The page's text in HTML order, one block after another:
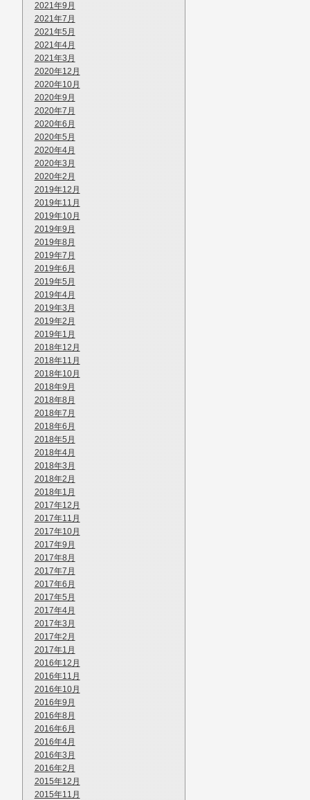
2021年9月
2021年7月
2021年5月
2021年4月
2021年3月
2020年12月
2020年10月
2020年9月
2020年7月
2020年6月
2020年5月
2020年4月
2020年3月
2020年2月
2019年12月
2019年11月
2019年10月
2019年9月
2019年8月
2019年7月
2019年6月
2019年5月
2019年4月
2019年3月
2019年2月
2019年1月
2018年12月
2018年11月
2018年10月
2018年9月
2018年8月
2018年7月
2018年6月
2018年5月
2018年4月
2018年3月
2018年2月
2018年1月
2017年12月
2017年11月
2017年10月
2017年9月
2017年8月
2017年7月
2017年6月
2017年5月
2017年4月
2017年3月
2017年2月
2017年1月
2016年12月
2016年11月
2016年10月
2016年9月
2016年8月
2016年6月
2016年4月
2016年3月
2016年2月
2015年12月
2015年11月